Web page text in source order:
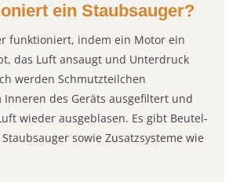
ein Staubsauger?
funktioniert, indem ein Motor ein
das Luft ansaugt und Unterdruck
werden Schmutzteilchen
Inneren des Geräts ausgefiltert und
wieder ausgeblasen. Es gibt Beutel-
sowie Zusatzsysteme wie